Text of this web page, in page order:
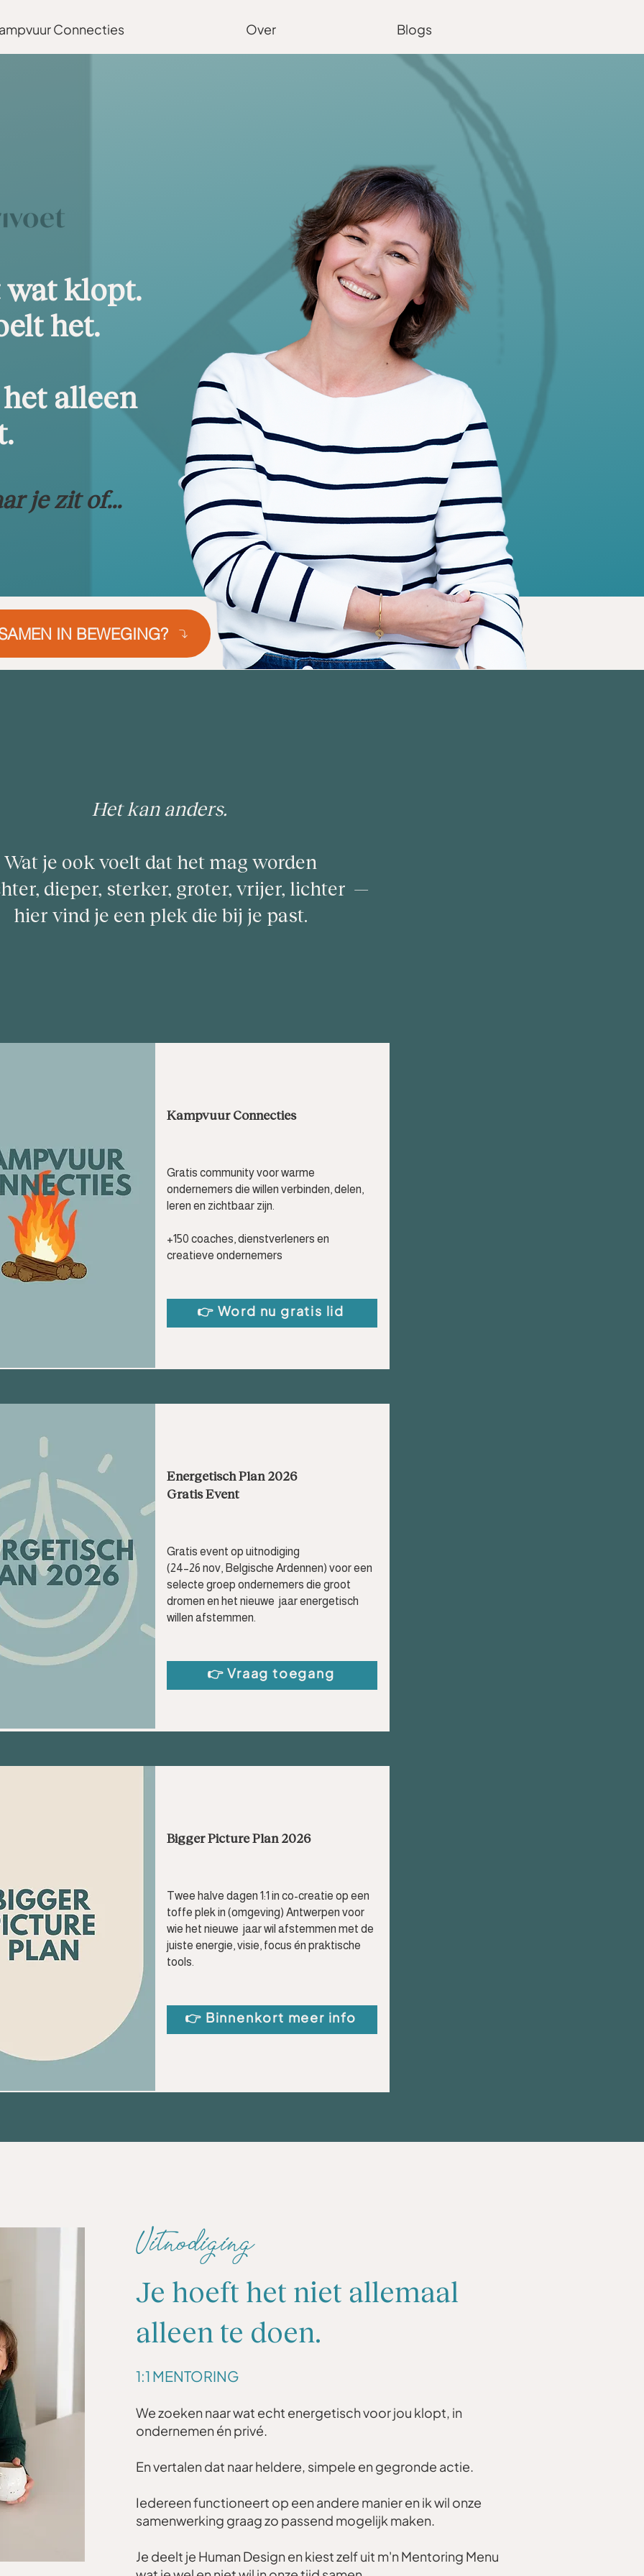
Connecties Over Blogs
wat klopt.
het.
alleen
je zit of...
IN BEWEGING?
Het kan anders.
Wat je ook voelt dat het mag worden
dieper, sterker, groter, vrijer, lichter —
hier vind je een plek die bij je past.
Kampvuur Connecties
Gratis community voor warme
ondernemers die willen verbinden, delen,
leren en zichtbaar zijn.
+150 coaches, dienstverleners en
creatieve ondernemers​​
👉 Word nu gratis lid
Energetisch Plan 2026
Gratis Event
Gratis event op uitnodiging
(24–26 nov, Belgische Ardennen) voor een
selecte groep ondernemers die groot
dromen en het nieuwe jaar energetisch
willen afstemmen.​
👉 Vraag toegang
Bigger Picture Plan 2026
Twee halve dagen 1:1 in co-creatie op een
toffe plek in (omgeving) Antwerpen voor
wie het nieuwe jaar wil afstemmen met de
juiste energie, visie, focus én praktische
tools.
👉 Binnenkort meer info
Uitnodiging
Je hoeft het niet allemaal
alleen te doen.
1:1 MENTORING
We zoeken naar wat echt energetisch voor jou klopt, in
ondernemen én privé.
En vertalen dat naar heldere, simpele en gegronde actie.
Iedereen functioneert op een andere manier en ik wil onze
samenwerking graag zo passend mogelijk maken.
Je deelt je Human Design en kiest zelf uit m'n Mentoring Menu